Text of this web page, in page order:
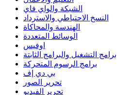
الشبكة والواي فاي
النسخ الاحتياطي والاسترداد
الهندسة والمحاكاة
الوسائط المتعددة
اوفيس
برامج التشغيل والبرامج الثابتة
برامج الرسوم المتحركة
بي دي إف
تحرير الصور
تحرير الفيديو